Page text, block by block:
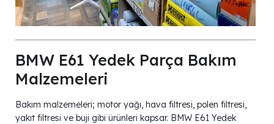
BMW E61 Yedek Parça Bakım
Malzemeleri
Bakım malzemeleri; motor yağı, hava filtresi, polen filtresi,
yakıt filtresi ve buji gibi ürünleri kapsar. BMW E61 Yedek